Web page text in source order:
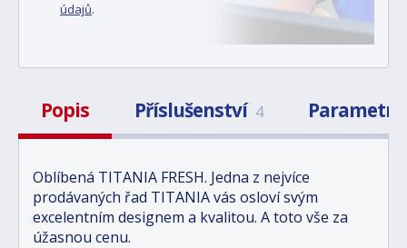
údajů.
Popis Příslušenství 4 Parametry
Oblíbená TITANIA FRESH. Jedna z nejvíce
prodávaných řad TITANIA vás osloví svým
excelentním designem a kvalitou. A toto vše za
úžasnou cenu.